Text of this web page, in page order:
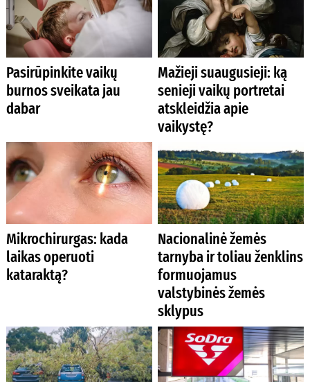
Pasirūpinkite vaikų
burnos sveikata jau
dabar
Mažieji suaugusieji: ką
senieji vaikų portretai
atskleidžia apie
vaikystę?
Mikrochirurgas: kada
laikas operuoti
kataraktą?
Nacionalinė žemės
tarnyba ir toliau ženklins
formuojamus
valstybinės žemės
sklypus